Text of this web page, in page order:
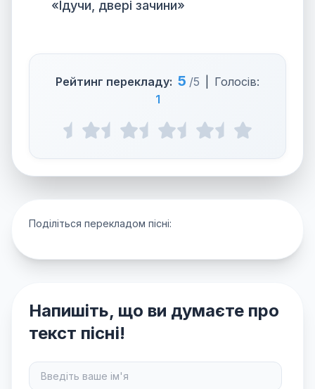
«Ідучи, двері зачини»
Рейтинг перекладу: 5 /5
Голосів:
1
Поділіться перекладом пісні:
Напишіть, що ви думаєте про
текст пісні!